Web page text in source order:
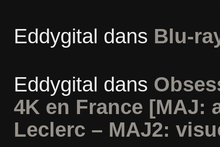
Eddygital dans Blu-
Eddygital dans
4K en France [MAJ:
Leclerc – MAJ2: